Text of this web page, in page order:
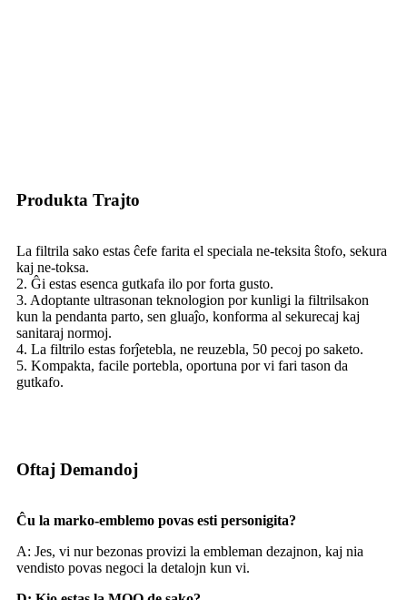
Produkta Trajto
La filtrila sako estas ĉefe farita el speciala ne-teksita ŝtofo, sekura
kaj ne-toksa.
2. Ĝi estas esenca gutkafa ilo por forta gusto.
3. Adoptante ultrasonan teknologion por kunligi la filtrilsakon
kun la pendanta parto, sen gluaĵo, konforma al sekurecaj kaj
sanitaraj normoj.
4. La filtrilo estas forĵetebla, ne reuzebla, 50 pecoj po saketo.
5. Kompakta, facile portebla, oportuna por vi fari tason da
gutkafo.
Oftaj Demandoj
Ĉu la marko-emblemo povas esti personigita?
A: Jes, vi nur bezonas provizi la embleman dezajnon, kaj nia
vendisto povas negoci la detalojn kun vi.